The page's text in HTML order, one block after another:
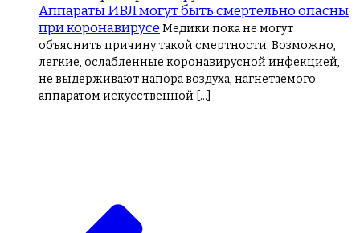
Аппараты ИВЛ могут быть смертельно опасны
при коронавирусе Медики пока не могут
объяснить причину такой смертности. Возможно,
легкие, ослабленные коронавирусной инфекцией,
не выдерживают напора воздуха, нагнетаемого
аппаратом искусственной […]